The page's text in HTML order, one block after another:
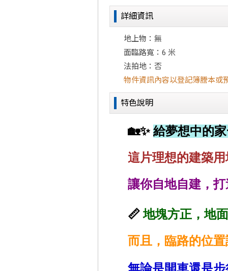
詳細資訊
地上物：無
面臨路寬：6 米
法拍地：否
物件資訊內容以登記簿謄本或
特色說明